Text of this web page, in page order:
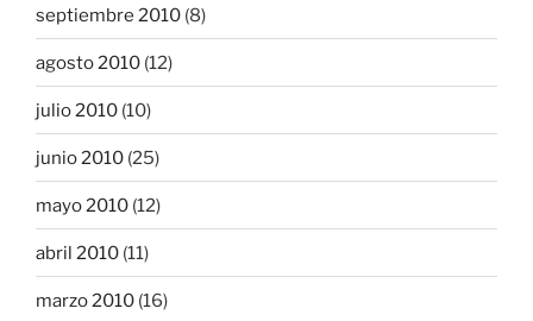
septiembre 2010 (8)
agosto 2010 (12)
julio 2010 (10)
junio 2010 (25)
mayo 2010 (12)
abril 2010 (11)
marzo 2010 (16)